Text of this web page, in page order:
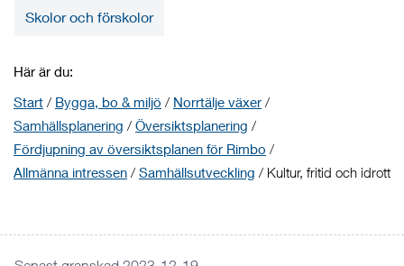
Skolor och förskolor
Här är du:
Start / Bygga, bo & miljö / Norrtälje växer /
Samhällsplanering / Översiktsplanering /
Fördjupning av översiktsplanen för Rimbo /
Allmänna intressen / Samhällsutveckling / Kultur, fritid och idrott